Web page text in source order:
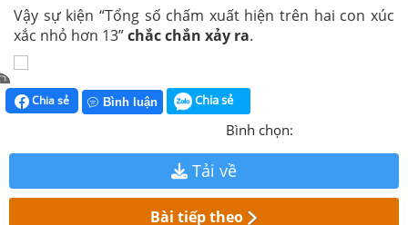
Vậy sự kiện “Tổng số chấm xuất hiện trên hai con xúc
xắc nhỏ hơn 13”chắc chắn xảy ra.
Chia sẻ Bình luận Chia sẻ
Bình chọn:
Tải về
Bài tiếp theo